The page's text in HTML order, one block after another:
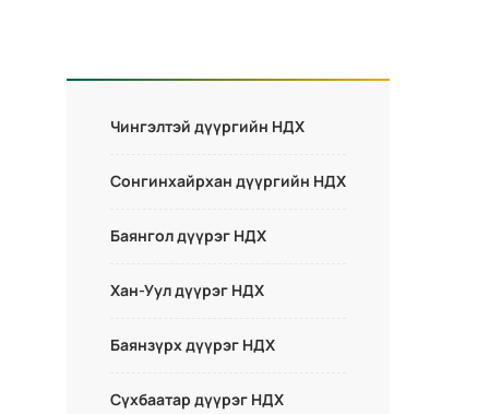
Чингэлтэй дүүргийн НДХ
Сонгинхайрхан дүүргийн НДХ
Баянгол дүүрэг НДХ
Хан-Уул дүүрэг НДХ
Баянзүрх дүүрэг НДХ
Сүхбаатар дүүрэг НДХ